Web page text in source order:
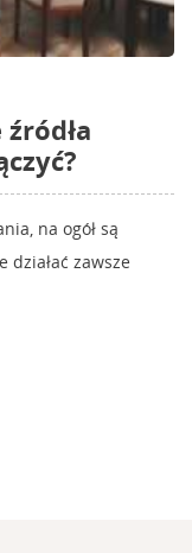
na ogół są
działać zawsze